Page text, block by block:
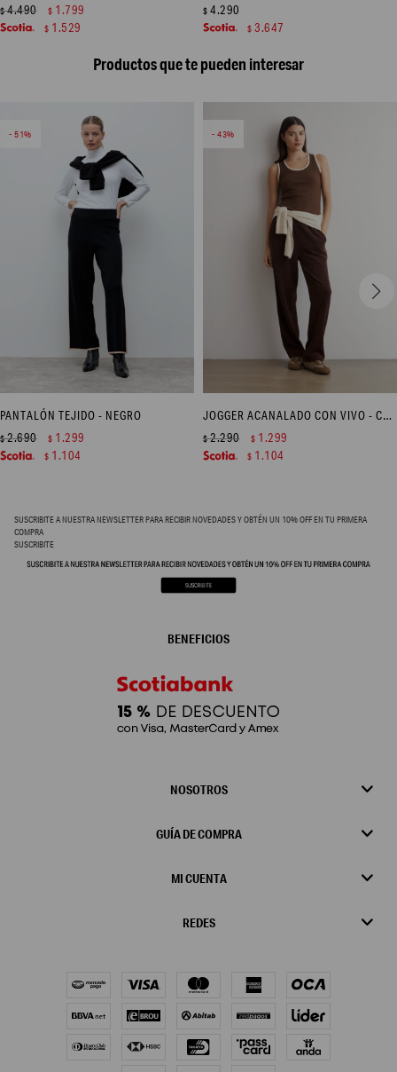
$4.490 $ 1.799
$ 1.529
$ 4.290
$ 3.647
Productos que te pueden interesar
51
PANTALÓN TEJIDO - NEGRO
$2.690 $ 1.299
$ 1.104
43
JOGGER ACANALADO CON VIVO - CHOCOLATE
$2.290 $ 1.299
$ 1.104
SUSCRIBITE A NUESTRA NEWSLETTER PARA RECIBIR NOVEDADES Y OBTÉN UN 10% OFF EN TU PRIMERA
COMPRA
SUSCRIBITE
NOSOTROS
GUÍA DE COMPRA
MI CUENTA
REDES
BENEFICIOS